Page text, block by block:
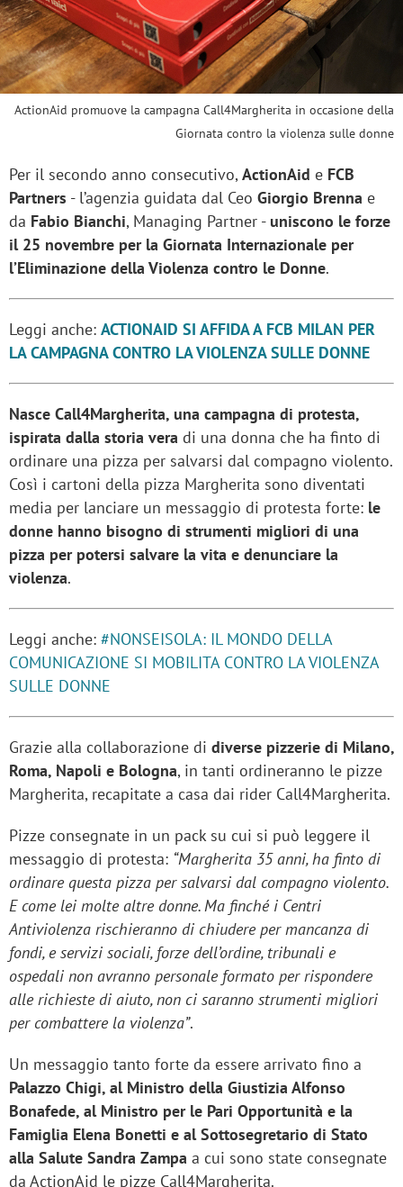
ActionAid promuove la campagna Call4Margherita in occasione della
Giornata contro la violenza sulle donne
Per il secondo anno consecutivo,ActionAid e FCB
Partners - l’agenzia guidata dal Ceo Giorgio Brenna e
da Fabio Bianchi, Managing Partner - uniscono le forze
il 25 novembre per la Giornata Internazionale per
l’Eliminazione della Violenza contro le Donne.
Leggi anche: ACTIONAID SI AFFIDA A FCB MILAN PER
LA CAMPAGNA CONTRO LA VIOLENZA SULLE DONNE
Nasce Call4Margherita, una campagna di protesta,
ispirata dalla storia vera di una donna che ha finto di
ordinare una pizza per salvarsi dal compagno violento.
Così i cartoni della pizza Margherita sono diventati
media per lanciare un messaggio di protesta forte: le
donne hanno bisogno di strumenti migliori di una
pizza per potersi salvare la vita e denunciare la
violenza.
Leggi anche: #NONSEISOLA: IL MONDO DELLA
COMUNICAZIONE SI MOBILITA CONTRO LA VIOLENZA
SULLE DONNE
Grazie alla collaborazione di diverse pizzerie di Milano,
Roma, Napoli e Bologna, in tanti ordineranno le pizze
Margherita, recapitate a casa dai rider Call4Margherita.
Pizze consegnate in un pack su cui si può leggere il
messaggio di protesta: “Margherita 35 anni, ha finto di
ordinare questa pizza per salvarsi dal compagno violento.
E come lei molte altre donne. Ma finché i Centri
Antiviolenza rischieranno di chiudere per mancanza di
fondi, e servizi sociali, forze dell’ordine, tribunali e
ospedali non avranno personale formato per rispondere
alle richieste di aiuto, non ci saranno strumenti migliori
per combattere la violenza”.
Un messaggio tanto forte da essere arrivato fino a
Palazzo Chigi, al Ministro della Giustizia Alfonso
Bonafede, al Ministro per le Pari Opportunità e la
Famiglia Elena Bonetti e al Sottosegretario di Stato
alla Salute Sandra Zampa a cui sono state consegnate
da ActionAid le pizze Call4Margherita.